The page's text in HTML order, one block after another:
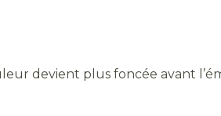
devient plus foncée avant